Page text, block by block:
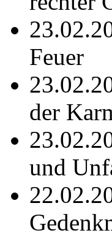
Feuer
der
und